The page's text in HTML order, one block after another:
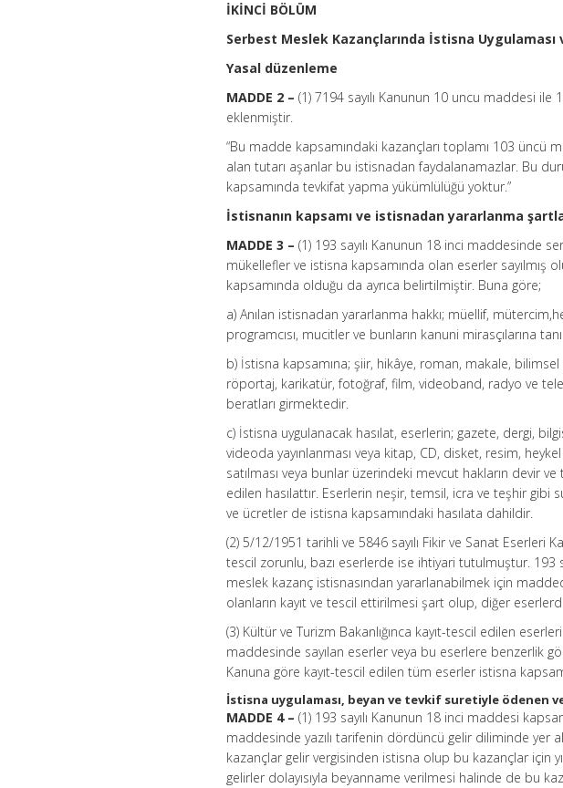
İKİNCİ BÖLÜM
Serbest Meslek Kazançlarında İstisna Uygulaması
Yasal düzenleme
MADDE 2 –(1) 7194 sayılı Kanunun 10 uncu maddesi ile
eklenmiştir.
“Bu madde kapsamındaki kazançları toplamı 103 üncü
alan tutarı aşanlar bu istisnadan faydalanamazlar. Bu
kapsamında tevkifat yapma yükümlülüğü yoktur.”
İstisnanın kapsamı ve istisnadan yararlanma
MADDE 3 –(1) 193 sayılı Kanunun 18 inci maddesinde
mükellefler ve istisna kapsamında olan eserler sayılmış
kapsamında olduğu da ayrıca belirtilmiştir. Buna göre;
a) Anılan istisnadan yararlanma hakkı; müellif,
programcısı, mucitler ve bunların kanuni mirasçılarına
b) İstisna kapsamına; şiir, hikâye, roman, makale, bilimsel
röportaj, karikatür, fotoğraf, film, videoband, radyo ve
beratları girmektedir.
c) İstisna uygulanacak hasılat, eserlerin; gazete, dergi,
videoda yayınlanması veya kitap, CD, disket, resim,
satılması veya bunlar üzerindeki mevcut hakların devir
edilen hasılattır. Eserlerin neşir, temsil, icra ve teşhir gibi
ve ücretler de istisna kapsamındaki hasılata dahildir.
(2) 5/12/1951 tarihli ve 5846 sayılı Fikir ve Sanat Eserleri
tescil zorunlu, bazı eserlerde ise ihtiyari tutulmuştur. 193
meslek kazanç istisnasından yararlanabilmek için
olanların kayıt ve tescil ettirilmesi şart olup, diğer
(3) Kültür ve Turizm Bakanlığınca kayıt-tescil edilen
maddesinde sayılan eserler veya bu eserlere benzerlik
Kanuna göre kayıt-tescil edilen tüm eserler istisna
İstisna uygulaması, beyan ve tevkif suretiyle ödenen
MADDE 4 –(1) 193 sayılı Kanunun 18 inci maddesi
maddesinde yazılı tarifenin dördüncü gelir diliminde yer
kazançlar gelir vergisinden istisna olup bu kazançlar için
gelirler dolayısıyla beyanname verilmesi halinde de bu